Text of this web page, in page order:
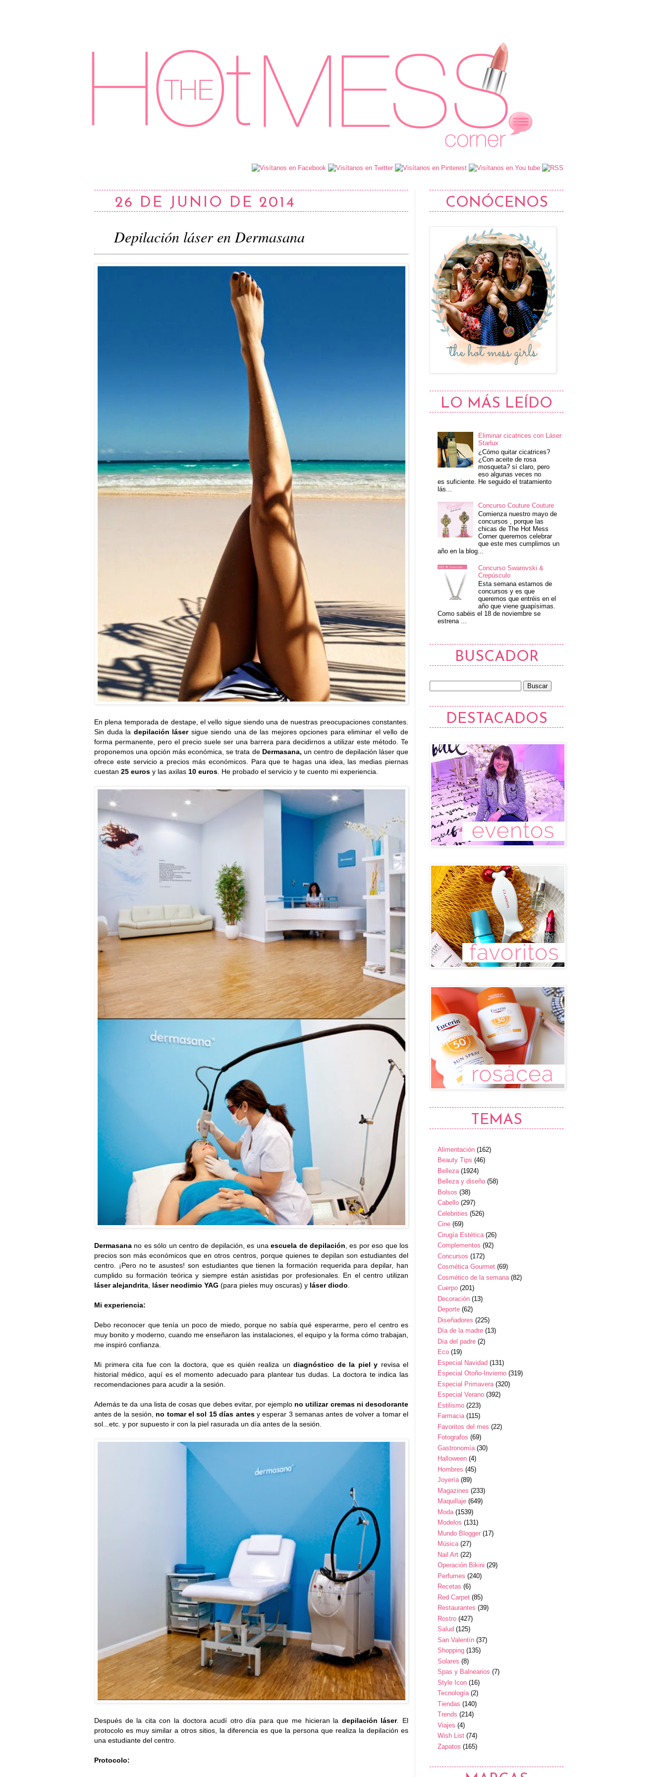
26 DE JUNIO DE 2014
Depilación láser en Dermasana
En plena temporada de destape, el vello sigue siendo una de nuestras preocupaciones constantes.
Sin duda la depilación lásersigue siendo una de las mejores opciones para eliminar el vello de
forma permanente, pero el precio suele ser una barrera para decidirnos a utilizar este método. Te
proponemos una opción más económica, se trata de Dermasana, un centro de depilación láser que
ofrece este servicio a precios más económicos. Para que te hagas una idea, las medias piernas
cuestan 25 euros y las axilas 10 euros . He probado el servicio y te cuento mi experiencia.
Dermasana no es sólo un centro de depilación, es una escuela de depilación , es por eso que los
precios son más económicos que en otros centros, porque quienes te depilan son estudiantes del
centro. ¡Pero no te asustes! son estudiantes que tienen la formación requerida para depilar, han
cumplido su formación teórica y siempre están asistidas por profesionales. En el centro utilizan
láser alejandrita láser neodimio YAG (para pieles muy oscuras) y láser diodo
Mi experiencia:
Debo reconocer que tenía un poco de miedo, porque no sabía qué esperarme, pero el centro es
muy bonito y moderno, cuando me enseñaron las instalaciones, el equipo y la forma cómo trabajan,
me inspiró confianza.
Mi primera cita fue con la doctora, que es quién realiza un diagnóstico de la piel y revisa el
historial médico, aquí es el momento adecuado para plantear tus dudas. La doctora te indica las
recomendaciones para acudir a la sesión.
Además te da una lista de cosas que debes evitar, por ejemplo no utilizar cremas ni desodorante
antes de la sesión, no tomar el sol 15 días antesy esperar 3 semanas antes de volver a tomar el
sol...etc. y por supuesto ir con la piel rasurada un día antes de la sesión.
Después de la cita con la doctora acudí otro día para que me hicieran la depilación láser. El
protocolo es muy similar a otros sitios, la diferencia es que la persona que realiza la depilación es
una estudiante del centro.
Protocolo:
CONÓCENOS
LO MÁS LEÍDO
Eliminar cicatrices con Láser
Starlux
¿Cómo quitar cicatrices?
¿Con aceite de rosa
mosqueta? sí claro, pero
eso algunas veces no
es suficiente. He seguido el tratamiento
lás...
Concurso Couture Couture
Comienza nuestro mayo de
concursos , porque las
chicas de The Hot Mess
Corner queremos celebrar
que este mes cumplimos un
año en la blog...
Concurso Swarovski &
Crepúsculo
Esta semana estamos de
concursos y es que
queremos que entréis en el
año que viene guapísimas.
Como sabéis el 18 de noviembre se
estrena ...
BUSCADOR
DESTACADOS
TEMAS
Alimentación (162)
Beauty Tips (46)
Belleza (1924)
Belleza y diseño (58)
Bolsos (38)
Cabello (297)
Celebrities (526)
Cine (69)
Cirugía Estética (26)
Complementos (92)
Concursos (172)
Cosmética Gourmet (69)
Cosmético de la semana (82)
Cuerpo (201)
Decoración (13)
Deporte (62)
Diseñadores (225)
Día de la madre (13)
Día del padre (2)
Eco (19)
Especial Navidad (131)
Especial Otoño-Invierno (319)
Especial Primavera (320)
Especial Verano (392)
Estilismo (223)
Farmacia (115)
Favoritos del mes (22)
Fotografos (69)
Gastronomía (30)
Halloween (4)
Hombres (45)
Joyería (89)
Magazines (233)
Maquillaje (649)
Moda (1539)
Modelos (131)
Mundo Blogger (17)
Música (27)
Nail Art (22)
Operación Bikini (29)
Perfumes (240)
Recetas (6)
Red Carpet (85)
Restaurantes (39)
Rostro (427)
Salud (125)
San Valentín (37)
Shopping (135)
Solares (8)
Spas y Balnearios (7)
Style Icon (16)
Tecnología (2)
Tiendas (140)
Trends (214)
Viajes (4)
Wish List (74)
Zapatos (165)